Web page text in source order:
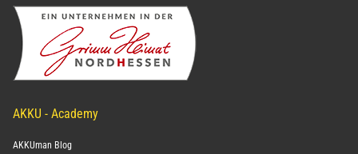
AKKU - Academy
AKKUman Blog